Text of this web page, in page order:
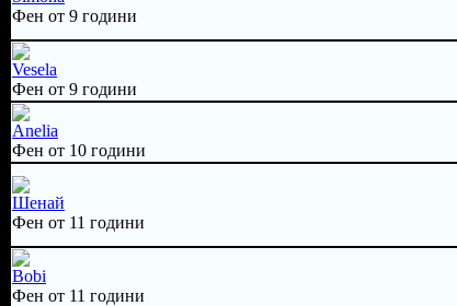
Фен от 9 години
Vesela
Фен от 9 години
Anelia
Фен от 10 години
Шенай
Фен от 11 години
Bobi
Фен от 11 години